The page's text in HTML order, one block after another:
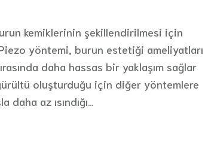
kemiklerinin şekillendirilmesi için
yöntemi, burun estetiği ameliyatları
daha hassas bir yaklaşım sağlar
oluşturduğu için diğer yöntemlere
az ısındığı…